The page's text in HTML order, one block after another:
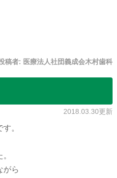
稿者: 医療法人社団義成会木村歯科
2018.03.30更新
。
がら